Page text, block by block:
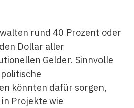
rund 40 Prozent oder
Dollar aller
Gelder. Sinnvolle
könnten dafür sorgen,
Projekte wie